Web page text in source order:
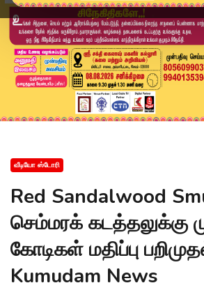
வீடியோ ஸ்டோரி
Red Sandalwood
செம்மரக் கடத்தலுக்கு
கோடிகள் மதிப்பு
Kumudam News